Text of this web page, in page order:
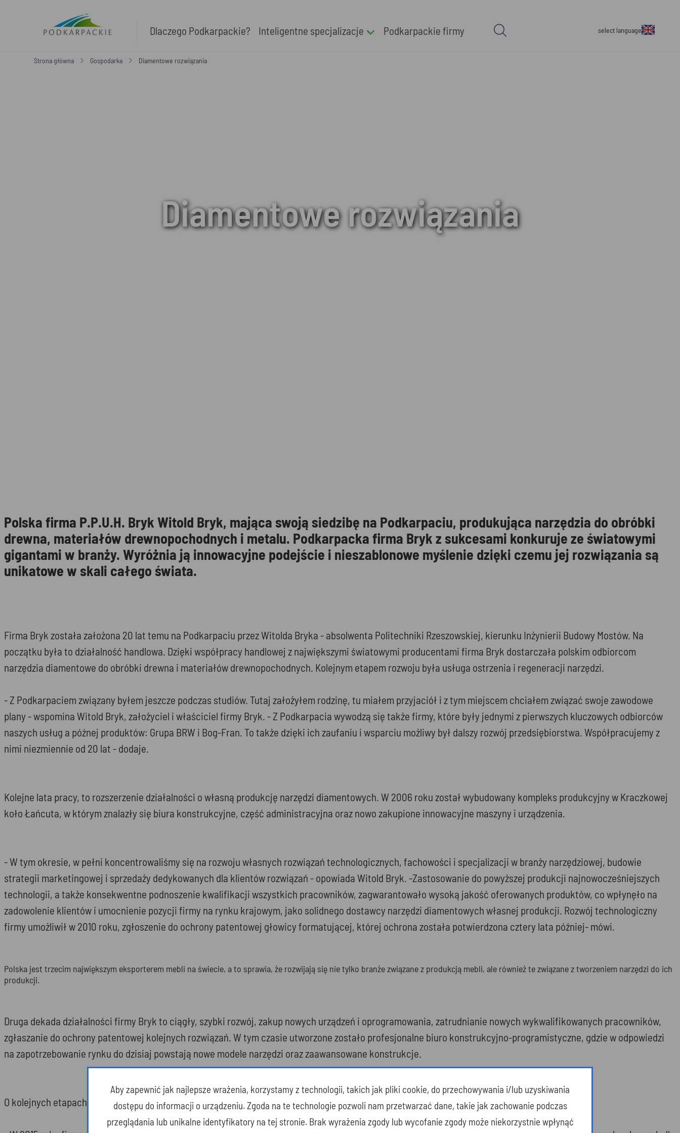
Dlaczego Podkarpackie? Inteligentne specjalizacje Podkarpackie firmy select language
Strona główna Gospodarka Diamentowe rozwiązania
Diamentowe rozwiązania
Polska firma P.P.U.H. Bryk Witold Bryk, mająca swoją siedzibę na Podkarpaciu, produkująca narzędzia do obróbki
drewna, materiałów drewnopochodnych i metalu. Podkarpacka firma Bryk z sukcesami konkuruje ze światowymi
gigantami w branży. Wyróżnia ją innowacyjne podejście i nieszablonowe myślenie dzięki czemu jej rozwiązania są
unikatowe w skali całego świata.
Firma Bryk została założona 20 lat temu na Podkarpaciu przez Witolda Bryka - absolwenta Politechniki Rzeszowskiej, kierunku Inżynierii Budowy Mostów. Na
początku była to działalność handlowa. Dzięki współpracy handlowej z największymi światowymi producentami firma Bryk dostarczała polskim odbiorcom
narzędzia diamentowe do obróbki drewna i materiałów drewnopochodnych. Kolejnym etapem rozwoju była usługa ostrzenia i regeneracji narzędzi.
- Z Podkarpaciem związany byłem jeszcze podczas studiów. Tutaj założyłem rodzinę, tu miałem przyjaciół i z tym miejscem chciałem związać swoje zawodowe
plany - wspomina Witold Bryk, założyciel i właściciel firmy Bryk. - Z Podkarpacia wywodzą się także firmy, które były jednymi z pierwszych kluczowych odbiorców
naszych usług a późnej produktów: Grupa BRW i Bog-Fran. To także dzięki ich zaufaniu i wsparciu możliwy był dalszy rozwój przedsiębiorstwa. Współpracujemy z
nimi niezmiennie od 20 lat - dodaje.
Kolejne lata pracy, to rozszerzenie działalności o własną produkcję narzędzi diamentowych. W 2006 roku został wybudowany kompleks produkcyjny w Kraczkowej
koło Łańcuta, w którym znalazły się biura konstrukcyjne, część administracyjna oraz nowo zakupione innowacyjne maszyny i urządzenia.
- W tym okresie, w pełni koncentrowaliśmy się na rozwoju własnych rozwiązań technologicznych, fachowości i specjalizacji w branży narzędziowej, budowie
strategii marketingowej i sprzedaży dedykowanych dla klientów rozwiązań - opowiada Witold Bryk. -Zastosowanie do powyższej produkcji najnowocześniejszych
technologii, a także konsekwentne podnoszenie kwalifikacji wszystkich pracowników, zagwarantowało wysoką jakość oferowanych produktów, co wpłynęło na
zadowolenie klientów i umocnienie pozycji firmy na rynku krajowym, jako solidnego dostawcy narzędzi diamentowych własnej produkcji. Rozwój technologiczny
firmy umożliwił w 2010 roku, zgłoszenie do ochrony patentowej głowicy formatującej, której ochrona została potwierdzona cztery lata później- mówi.
Polska jest trzecim największym eksporterem mebli na świecie, a to sprawia, że rozwijają się nie tylko branże związane z produkcją mebli, ale również te związane z tworzeniem narzędzi do ich
produkcji.
Druga dekada działalności firmy Bryk to ciągły, szybki rozwój, zakup nowych urządzeń i oprogramowania, zatrudnianie nowych wykwalifikowanych pracowników,
zgłaszanie do ochrony patentowej kolejnych rozwiązań. W tym czasie utworzone zostało profesjonalne biuro konstrukcyjno-programistyczne, gdzie w odpowiedzi
na zapotrzebowanie rynku do dzisiaj powstają nowe modele narzędzi oraz zaawansowane konstrukcje.
O kolejnych etapach rozkwitu, Witold Bryk opowiada tak:
Aby zapewnić jak najlepsze wrażenia, korzystamy z technologii, takich jak pliki cookie, do przechowywania i/lub uzyskiwania
dostępu do informacji o urządzeniu. Zgoda na te technologie pozwoli nam przetwarzać dane, takie jak zachowanie podczas
przeglądania lub unikalne identyfikatory na tej stronie. Brak wyrażenia zgody lub wycofanie zgody może niekorzystnie wpłynąć